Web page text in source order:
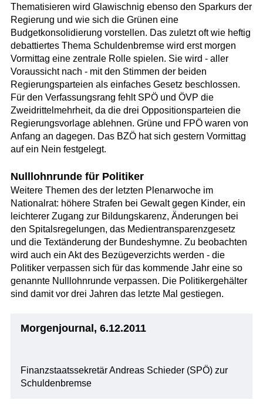
Thematisieren wird Glawischnig ebenso den Sparkurs der
Regierung und wie sich die Grünen eine
Budgetkonsolidierung vorstellen. Das zuletzt oft wie heftig
debattiertes Thema Schuldenbremse wird erst morgen
Vormittag eine zentrale Rolle spielen. Sie wird - aller
Voraussicht nach - mit den Stimmen der beiden
Regierungsparteien als einfaches Gesetz beschlossen.
Für den Verfassungsrang fehlt SPÖ und ÖVP die
Zweidrittelmehrheit, da die drei Oppositionsparteien die
Regierungsvorlage ablehnen. Grüne und FPÖ waren von
Anfang an dagegen. Das BZÖ hat sich gestern Vormittag
auf ein Nein festgelegt.
Nulllohnrunde für Politiker
Weitere Themen des der letzten Plenarwoche im
Nationalrat: höhere Strafen bei Gewalt gegen Kinder, ein
leichterer Zugang zur Bildungskarenz, Änderungen bei
den Spitalsregelungen, das Medientransparenzgesetz
und die Textänderung der Bundeshymne. Zu beobachten
wird auch ein Akt des Bezügeverzichts werden - die
Politiker verpassen sich für das kommende Jahr eine so
genannte Nulllohnrunde verpassen. Die Politikergehälter
sind damit vor drei Jahren das letzte Mal gestiegen.
Morgenjournal, 6.12.2011
Finanzstaatssekretär Andreas Schieder (SPÖ) zur
Schuldenbremse